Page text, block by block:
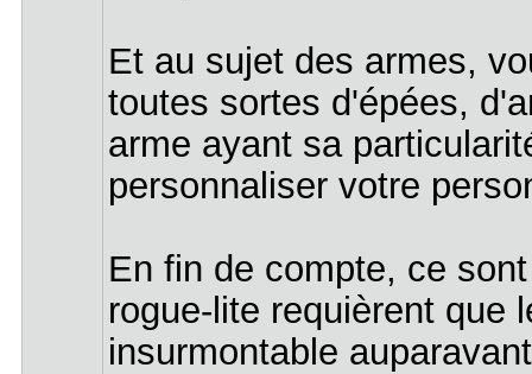
Et au sujet des armes,
toutes sortes d'épées,
arme ayant sa
personnaliser votre
En fin de compte, ce
rogue-lite requièrent que
insurmontable